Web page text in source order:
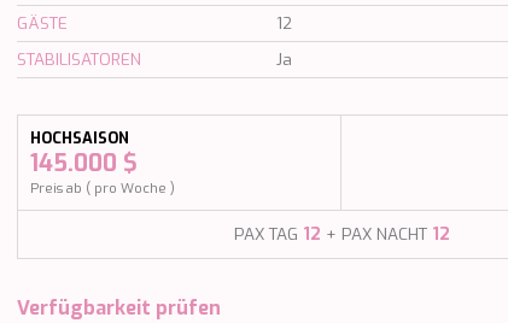
GÄSTE
12
STABILISATOREN
Ja
HOCHSAISON
145.000 $
Preis ab ( pro Woche )
PAX TAG 12 + PAX NACHT 12
Verfügbarkeit prüfen